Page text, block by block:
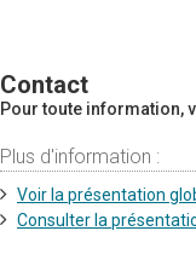
Contact
Pour toute information,
Plus d'information :
Voir la présentation
Consulter la